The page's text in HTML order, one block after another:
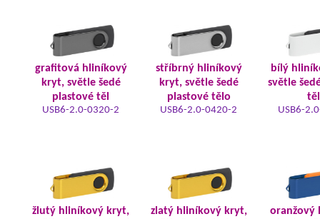
grafitová hliníkový
kryt, světle šedé
plastové těl
USB6-2.0-0320-2
stříbrný hliníkový
kryt, světle šedé
plastové tělo
USB6-2.0-0420-2
bílý
světle
USB6-
žlutý hliníkový kryt,
zlatý hliníkový kryt,
oranžový